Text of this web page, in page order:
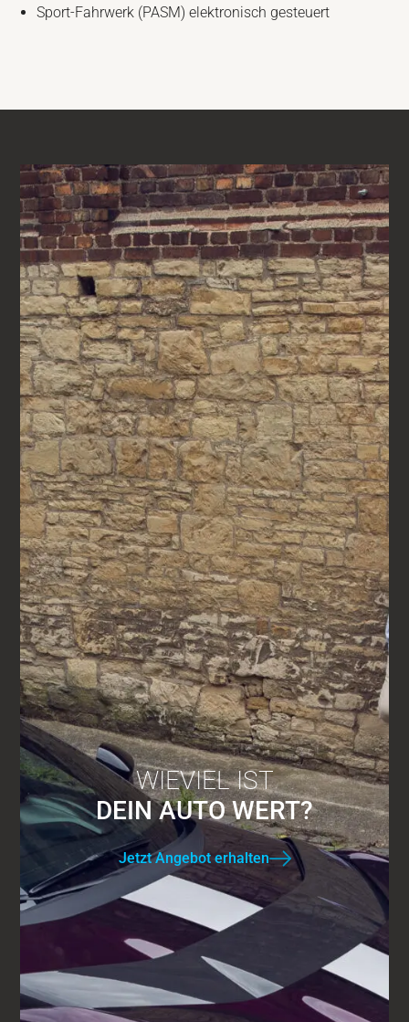
Sport-Fahrwerk (PASM) elektronisch gesteuert
WIEVIEL IST
DEIN AUTO WERT?
Jetzt Angebot erhalten